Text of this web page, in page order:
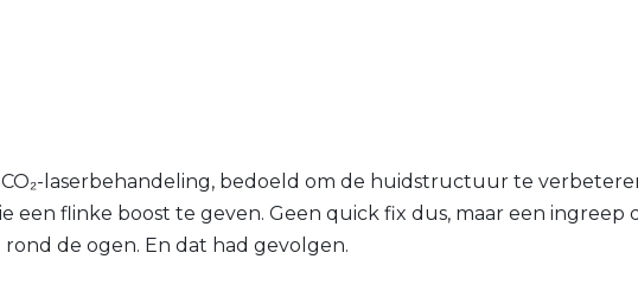
laserbehandeling, bedoeld om de huidstructuur te
een flinke boost te geven. Geen quick fix dus, maar een ingreep
de ogen. En dat had gevolgen.